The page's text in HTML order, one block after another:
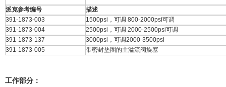
派克参考编号
描述
391-1873-003
1500psi，可调 800-2000psi可调
391-1873-004
2500psi，可调 2000-2500psi可调
391-1873-137
3000psi，可调2000-3500psi
391-1873-005
带密封垫圈的主溢流阀旋塞
工作部分：